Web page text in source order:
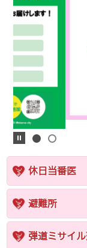
休日当番医
避難所
弾道ミサイ